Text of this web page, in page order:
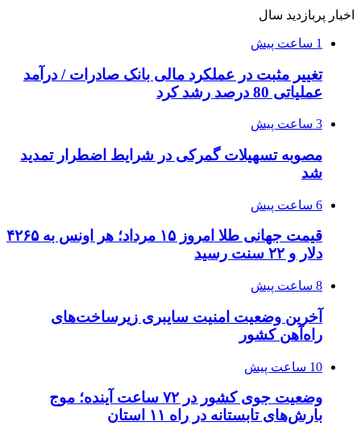
اخبار پربازدید سال
1 ساعت پیش
تغییر مثبت در عملکرد مالی بانک صادرات / درآمد
عملیاتی 80 درصد رشد کرد
3 ساعت پیش
مصوبه تسهیلات گمرکی در شرایط اضطرار تمدید
شد
6 ساعت پیش
قیمت جهانی طلا امروز ۱۵ مرداد؛ هر اونس به ۴۲۶۵
دلار و ۲۲ سنت رسید
8 ساعت پیش
آخرین وضعیت امنیت سایبری زیرساخت‌های
راه‌آهن کشور
10 ساعت پیش
وضعیت جوی کشور در ۷۲ ساعت آینده؛ موج
بارش‌های تابستانه در راه ۱۱ استان